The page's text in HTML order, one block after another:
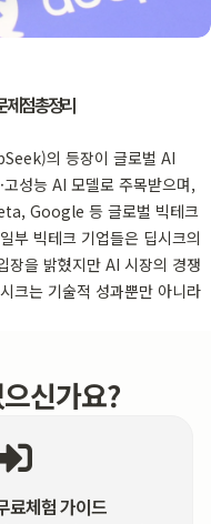
제점 총정리
의 등장이 글로벌 AI
성능 AI 모델로 주목받으며,
Google 등 글로벌 빅테크
부 빅테크 기업들은 딥시크의
장을 밝혔지만 AI 시장의 경쟁
크는 기술적 성과뿐만 아니라
신가요?
료체험 가이드